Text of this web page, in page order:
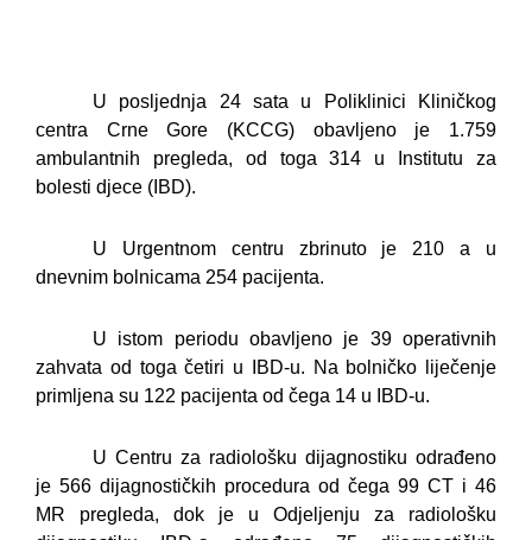
U posljednja 24 sata u Poliklinici Kliničkog
centra Crne Gore (KCCG) obavljeno je 1.759
ambulantnih pregleda, od toga 314 u Institutu za
bolesti djece (IBD).
U Urgentnom centru zbrinuto je 210 a u
dnevnim bolnicama 254 pacijenta.
U istom periodu obavljeno je 39 operativnih
zahvata od toga četiri u IBD-u. Na bolničko liječenje
primljena su 122 pacijenta od čega 14 u IBD-u.
U Centru za radiološku dijagnostiku odrađeno
je 566 dijagnostičkih procedura od čega 99 CT i 46
MR pregleda, dok je u Odjeljenju za radiološku